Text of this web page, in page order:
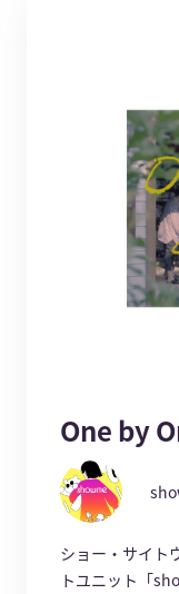
One by
ショー・サイト
トユニット「